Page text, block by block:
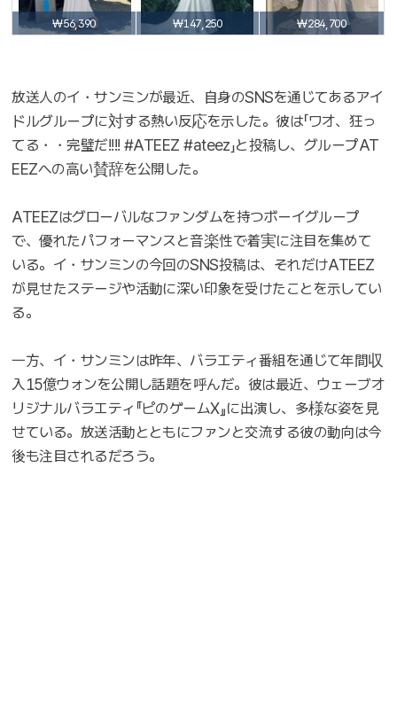
₩56,390 ₩147,250 ₩284,700
放送人のイ・サンミンが最近、自身のSNSを通じてあるアイ
ドルグループに対する熱い反応を示した。彼は「ワオ、狂っ
てる・・完璧だ!!!! #ATEEZ #ateez」と投稿し、グループAT
EEZへの高い賛辞を公開した。
ATEEZはグローバルなファンダムを持つボーイグループ
で、優れたパフォーマンスと音楽性で着実に注目を集めて
いる。イ・サンミンの今回のSNS投稿は、それだけATEEZ
が見せたステージや活動に深い印象を受けたことを示してい
る。
一方、イ・サンミンは昨年、バラエティ番組を通じて年間収
入15億ウォンを公開し話題を呼んだ。彼は最近、ウェーブオ
リジナルバラエティ『ピのゲームX』に出演し、多様な姿を見
せている。放送活動とともにファンと交流する彼の動向は今
後も注目されるだろう。